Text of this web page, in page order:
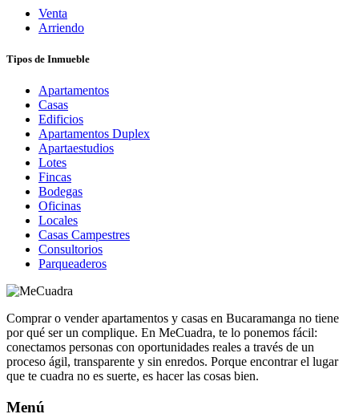
Venta
Arriendo
Tipos de Inmueble
Apartamentos
Casas
Edificios
Apartamentos Duplex
Apartaestudios
Lotes
Fincas
Bodegas
Oficinas
Locales
Casas Campestres
Consultorios
Parqueaderos
Comprar o vender apartamentos y casas en Bucaramanga no tiene
por qué ser un complique. En MeCuadra, te lo ponemos fácil:
conectamos personas con oportunidades reales a través de un
proceso ágil, transparente y sin enredos. Porque encontrar el lugar
que te cuadra no es suerte, es hacer las cosas bien.
Menú